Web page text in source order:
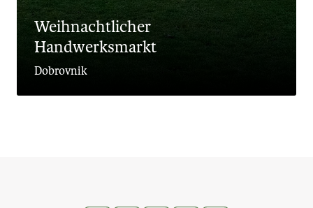
Weihnachtlicher
Handwerksmarkt
Dobrovnik